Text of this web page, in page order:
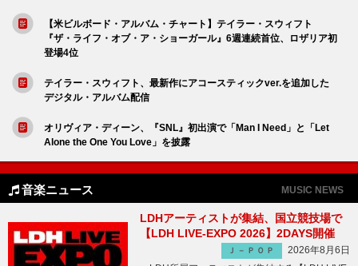
【米ビルボード・アルバム・チャート】テイラー・スウィフト
『ザ・ライフ・オブ・ア・ショーガール』6週連続首位、ロザリア初
登場4位
テイラー・スウィフト、最新作にアコースティックver.を追加した
デジタル・アルバム配信
オリヴィア・ディーン、『SNL』初出演で「Man I Need」と「Let
Alone the One You Love」を披露
音楽ニュース MUSIC NEWS
LDHアーティストが集結、国立競技場で
【LDH LIVE-EXPO 2026】2DAYS開催
Ｊ－ＰＯＰ
2026年8月6日